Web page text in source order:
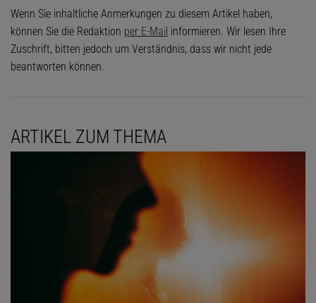
Wenn Sie inhaltliche Anmerkungen zu diesem Artikel haben,
können Sie die Redaktion per E-Mail informieren. Wir lesen Ihre
Zuschrift, bitten jedoch um Verständnis, dass wir nicht jede
beantworten können.
ARTIKEL ZUM THEMA